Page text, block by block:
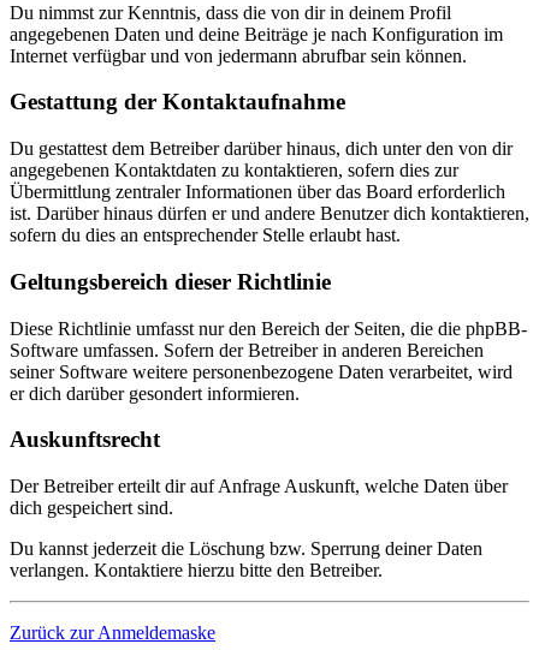
Du nimmst zur Kenntnis, dass die von dir in deinem Profil
angegebenen Daten und deine Beiträge je nach Konfiguration im
Internet verfügbar und von jedermann abrufbar sein können.
Gestattung der Kontaktaufnahme
Du gestattest dem Betreiber darüber hinaus, dich unter den von dir
angegebenen Kontaktdaten zu kontaktieren, sofern dies zur
Übermittlung zentraler Informationen über das Board erforderlich
ist. Darüber hinaus dürfen er und andere Benutzer dich kontaktieren,
sofern du dies an entsprechender Stelle erlaubt hast.
Geltungsbereich dieser Richtlinie
Diese Richtlinie umfasst nur den Bereich der Seiten, die die phpBB-
Software umfassen. Sofern der Betreiber in anderen Bereichen
seiner Software weitere personenbezogene Daten verarbeitet, wird
er dich darüber gesondert informieren.
Auskunftsrecht
Der Betreiber erteilt dir auf Anfrage Auskunft, welche Daten über
dich gespeichert sind.
Du kannst jederzeit die Löschung bzw. Sperrung deiner Daten
verlangen. Kontaktiere hierzu bitte den Betreiber.
Zurück zur Anmeldemaske